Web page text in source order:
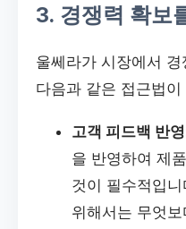
3. 경쟁력 확보
울쎄라가 시장에서
다음과 같은 접근법이
고객 피드백 반
을 반영하여 제
것이 필수적입
위해서는 무엇